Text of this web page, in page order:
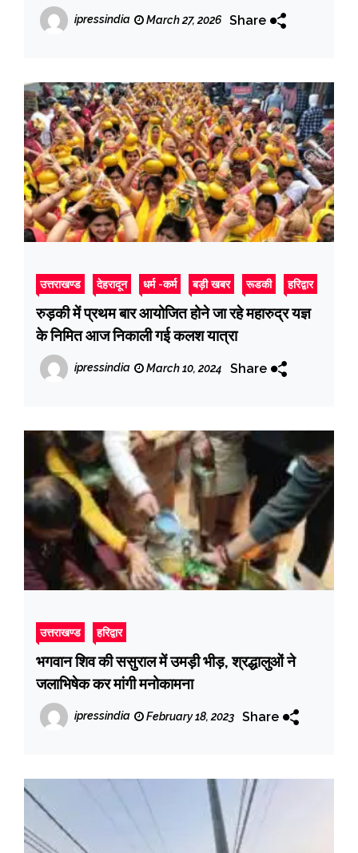
मंडल के व्यापारियों ने स्वागत कार्यक्रम का आयोजन
किया
ipressindia March 27, 2026 Share
उत्तराखण्ड देहरादून धर्म -कर्म बड़ी खबर रूडकी हरिद्वार
रुड़की में प्रथम बार आयोजित होने जा रहे महारुद्र यज्ञ
के निमित आज निकाली गई कलश यात्रा
ipressindia March 10, 2024 Share
उत्तराखण्ड हरिद्वार
भगवान शिव की ससुराल में उमड़ी भीड़, श्रद्धालुओं ने
जलाभिषेक कर मांगी मनोकामना
ipressindia February 18, 2023 Share